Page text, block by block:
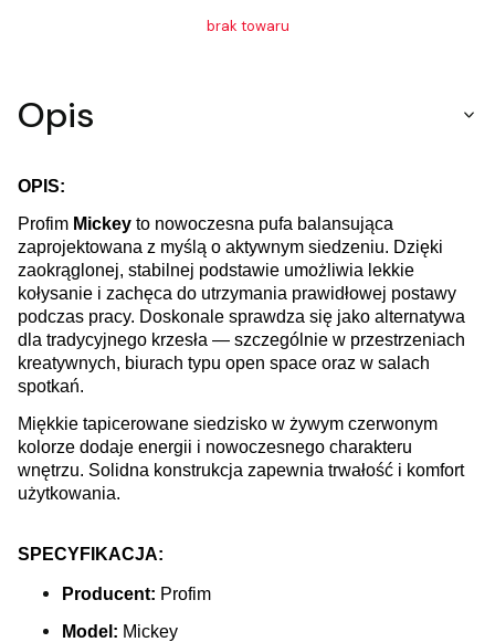
brak towaru
Opis
OPIS:
Profim Mickey to nowoczesna pufa balansująca
zaprojektowana z myślą o aktywnym siedzeniu. Dzięki
zaokrąglonej, stabilnej podstawie umożliwia lekkie
kołysanie i zachęca do utrzymania prawidłowej postawy
podczas pracy. Doskonale sprawdza się jako alternatywa
dla tradycyjnego krzesła — szczególnie w przestrzeniach
kreatywnych, biurach typu open space oraz w salach
spotkań.
Miękkie tapicerowane siedzisko w żywym czerwonym
kolorze dodaje energii i nowoczesnego charakteru
wnętrzu. Solidna konstrukcja zapewnia trwałość i komfort
użytkowania.
SPECYFIKACJA:
Producent: Profim
Model: Mickey